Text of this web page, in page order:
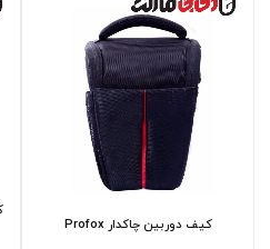
کیف دوربین چاکدار Profox